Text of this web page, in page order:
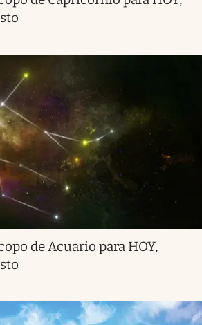
de Acuario para HOY,